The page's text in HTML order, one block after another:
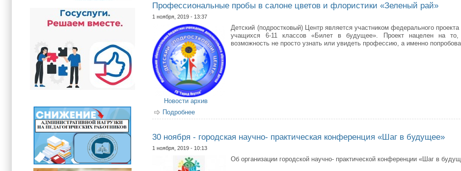
Профессиональные пробы в салоне цветов и флористики «Зеленый рай»
1 ноября, 2019 - 13:37
Детский (подростковый) Центр является участником федерального
учащихся 6-11 классов «Билет в будущее». Проект нацелен на
возможность не просто узнать или увидеть профессию, а именно
Новости архив
Подробнее
30 ноября - городская научно- практическая конференция «Шаг в будущее»
1 ноября, 2019 - 10:13
Об организации городской научно- практической конференции «Шаг в